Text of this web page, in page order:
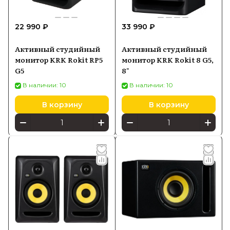
22 990 ₽
Активный студийный
монитор KRK Rokit RP5
G5
В наличии: 10
В корзину
33 990 ₽
Активный студийный
монитор KRK Rokit 8 G5,
8"
В наличии: 10
В корзину